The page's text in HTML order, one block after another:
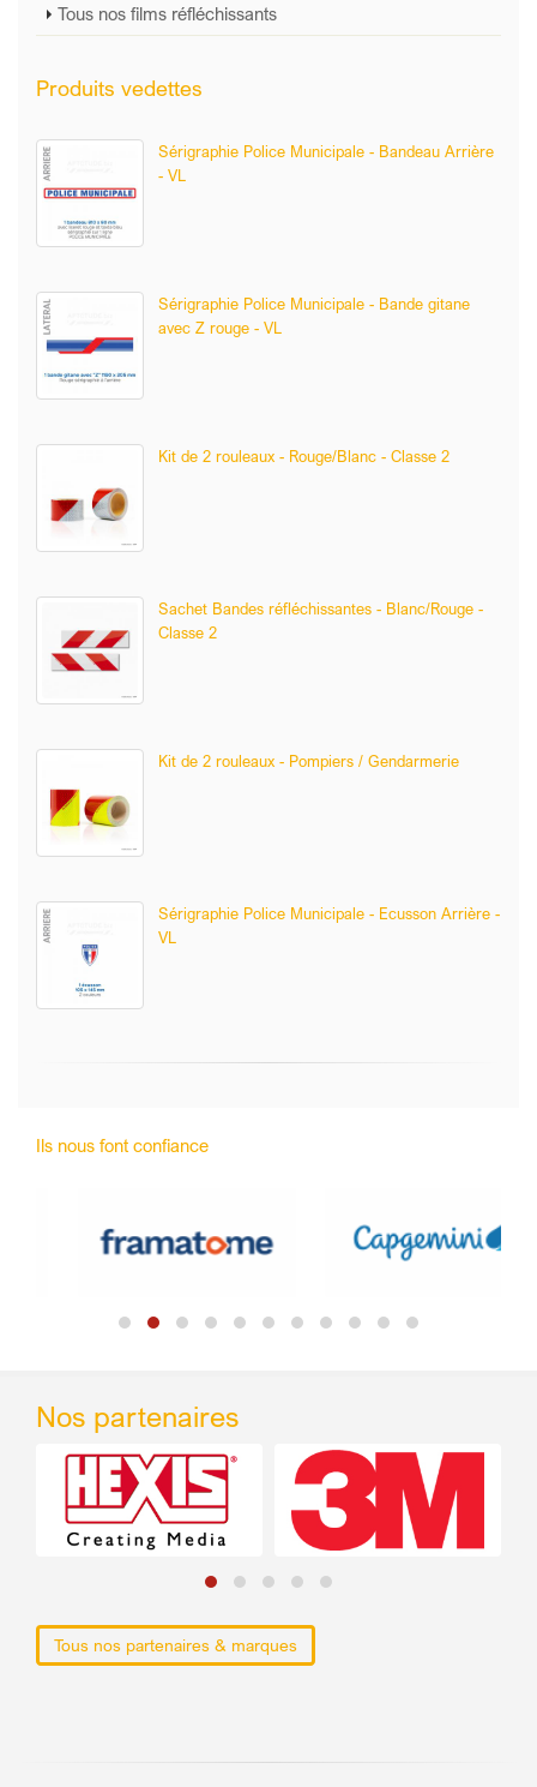
Tous nos films réfléchissants
Produits vedettes
Sérigraphie Police Municipale - Bandeau Arrière
- VL
Sérigraphie Police Municipale - Bande gitane
avec Z rouge - VL
Kit de 2 rouleaux - Rouge/Blanc - Classe 2
Sachet Bandes réfléchissantes - Blanc/Rouge -
Classe 2
Kit de 2 rouleaux - Pompiers / Gendarmerie
Sérigraphie Police Municipale - Ecusson Arrière -
VL
Ils nous font confiance
Nos partenaires
Tous nos partenaires & marques